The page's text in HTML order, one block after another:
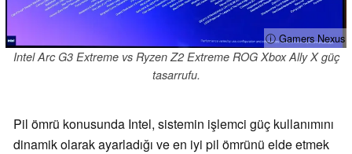
ⓘ Gamers Nexus
Intel Arc G3 Extreme vs Ryzen Z2 Extreme ROG Xbox Ally X güç
tasarrufu.
Pil ömrü konusunda Intel, sistemin işlemci güç kullanımını
dinamik olarak ayarladığı ve en iyi pil ömrünü elde etmek